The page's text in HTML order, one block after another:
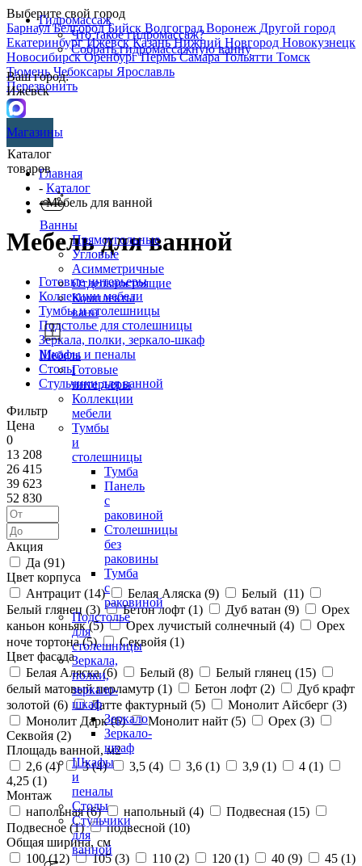
Выберите свой город
БарнаулБелгородБийск ВолгоградВоронеж Другой город
ЕкатеринбургИжевскКазаньНижний Новгород Новокузнецк
НовосибирскОренбургПермьСамараТольятти Томск
ТюменьЧебоксары Ярославль
Перезвонить
Гидромассаж
Что такое гидромассаж?
Собрать гидромассажную ванну
Ваш город:
Ижевск
Магазины
Каталог
товаров
Ванны
Прямоугольные
Угловые
Асимметричные
Отдельностоящие
Комплекты
ванн
Мебель
Готовые
интерьеры
Коллекции
мебели
Тумбы
и
столешницы
Тумба
Панель
с
раковиной
Столешницы
без
раковины
Тумба
с
раковиной
Подстолье
для
столешницы
Зеркала,
полки,
зеркало-
шкаф
Зеркало
Зеркало-
шкаф
Шкафы
и
пеналы
Столы
Стульчики
для
ванной
Главная
- Каталог
- Мебель для ванной
Мебель для ванной
Готовые интерьеры
Коллекции мебели
Тумбы и столешницы
Подстолье для столешницы
Зеркала, полки, зеркало-шкаф
Шкафы и пеналы
Столы
Стульчики для ванной
Фильтр
Цена
0
13 208
26 415
39 623
52 830
Акция
Да (91)
Цвет корпуса
Антрацит (14) Белая Аляска (9) Белый (11)
Белый глянец (3) Бетон лофт (1) Дуб ватан (9)
Орех
каньон коньяк (5) Орех лучистый солнечный (4)
Орех
ноче тортона (5) Секвойя (1)
Цвет фасада
Белая Аляска (6) Белый (8) Белый глянец (15)
белый матовый перламутр (1) Бетон лофт (2)
Дуб крафт
золотой (6) Латте фактурный (5) Монолит Айсберг (3)
Монолит Дарк (6) Монолит найт (5) Орех (3)
Секвойя (2)
Площадь ванной, м2
2,6 (4) 3 (4) 3,5 (4) 3,6 (1) 3,9 (1) 4 (1)
4,25 (1)
Монтаж
напольная (6) напольный (4) Подвесная (15)
Подвесное (1) подвесной (10)
Общая ширина, см
100 (12) 105 (3) 110 (2) 120 (1) 40 (9) 45 (1)